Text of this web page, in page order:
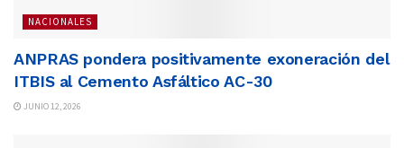
NACIONALES
ANPRAS pondera positivamente exoneración del
ITBIS al Cemento Asfáltico AC-30
JUNIO 12, 2026